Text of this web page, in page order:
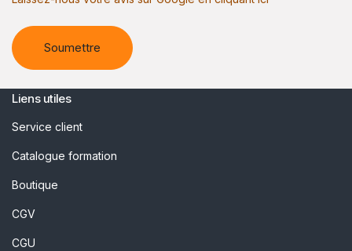
Soumettre
Liens utiles
Service client
Catalogue formation
Boutique
CGV
CGU